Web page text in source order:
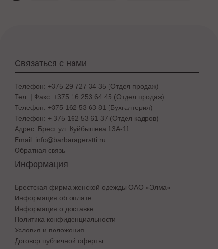
Связаться с нами
Телефон: +375 29 727 34 35 (Отдел продаж)
Тел. | Факс: +375 16 253 64 45 (Отдел продаж)
Телефон: +375 162 53 63 81 (Бухгалтерия)
Телефон: + 375 162 53 61 37 (Отдел кадров)
Адрес: Брест ул. Куйбышева 13A-11
Email: info@barbarageratti.ru
Обратная связь
Информация
Брестская фирма женской одежды ОАО «Элма»
Информация об оплате
Информация о доставке
Политика конфиденциальности
Условия и положения
Договор публичной оферты